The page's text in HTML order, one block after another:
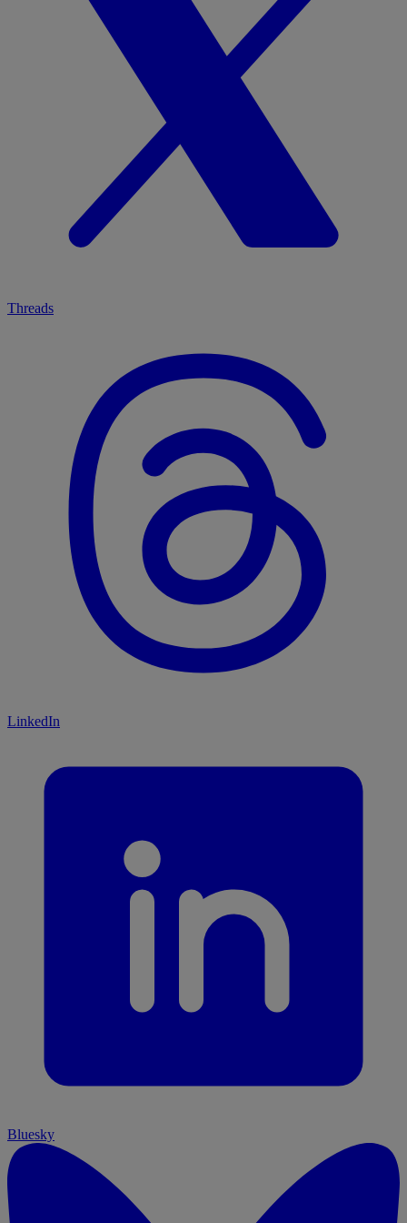
Threads
LinkedIn
Bluesky